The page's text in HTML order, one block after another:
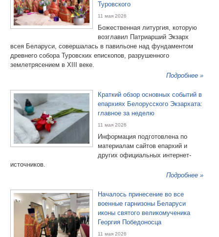
Туровского
11 мая 2026
Божественная литургия, которую
возглавил Патриарший Экзарх
всея Беларуси, совершалась в павильоне над фундаментом
древнего собора Туровских епископов, разрушенного
землетрясением в XIII веке.
Подробнее »
Краткий обзор основных событий в
епархиях Белорусского Экзархата:
главное за неделю
11 мая 2026
Информация подготовлена по
материалам сайтов епархий и
других официальных интернет-
источников.
Подробнее »
Началось принесение во все
военные гарнизоны Беларуси
иконы святого великомученика
Георгия Победоносца
11 мая 2026